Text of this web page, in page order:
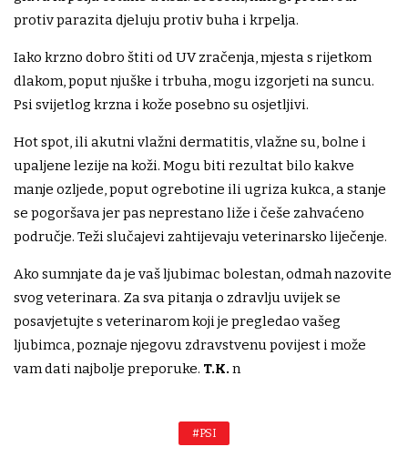
protiv parazita djeluju protiv buha i krpelja.
Iako krzno dobro štiti od UV zračenja, mjesta s rijetkom
dlakom, poput njuške i trbuha, mogu izgorjeti na suncu.
Psi svijetlog krzna i kože posebno su osjetljivi.
Hot spot, ili akutni vlažni dermatitis, vlažne su, bolne i
upaljene lezije na koži. Mogu biti rezultat bilo kakve
manje ozljede, poput ogrebotine ili ugriza kukca, a stanje
se pogoršava jer pas neprestano liže i češe zahvaćeno
područje. Teži slučajevi zahtijevaju veterinarsko liječenje.
Ako sumnjate da je vaš ljubimac bolestan, odmah nazovite
svog veterinara. Za sva pitanja o zdravlju uvijek se
posavjetujte s veterinarom koji je pregledao vašeg
ljubimca, poznaje njegovu zdravstvenu povijest i može
vam dati najbolje preporuke. T.K. n
#PSI